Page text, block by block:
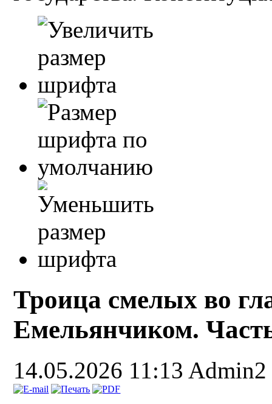
Троица смелых во
Емельянчиком.
14.05.2026 11:13 Admin2